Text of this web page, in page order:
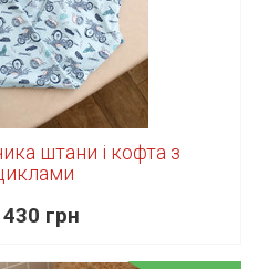
штани і кофта з
430 грн